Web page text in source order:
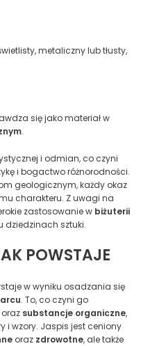
metaliczny lub tłusty,
się jako materiał w
.
i odmian, co czyni
i bogactwo różnorodności.
geologicznym, każdy okaz
charakteru. Z uwagi na
zastosowanie w biżuterii
dziedzinach sztuki.
POWSTAJE
w wyniku osadzania się
. To, co czyni go
oraz substancje organiczne,
i wzory. Jaspis jest ceniony
oraz zdrowotne, ale także